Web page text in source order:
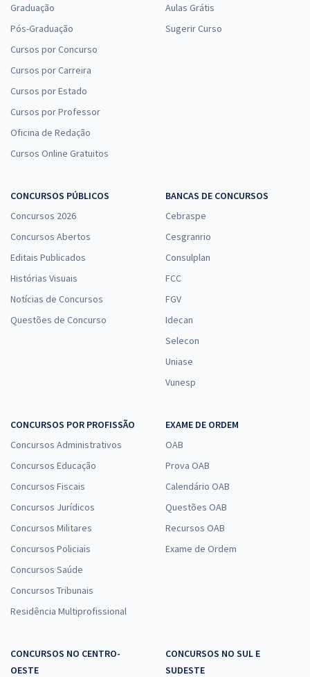
Graduação
Pós-Graduação
Cursos por Concurso
Cursos por Carreira
Cursos por Estado
Cursos por Professor
Oficina de Redação
Cursos Online Gratuitos
Aulas Grátis
Sugerir Curso
CONCURSOS PÚBLICOS
Concursos 2026
Concursos Abertos
Editais Publicados
Histórias Visuais
Notícias de Concursos
Questões de Concurso
BANCAS DE CONCURSOS
Cebraspe
Cesgranrio
Consulplan
FCC
FGV
Idecan
Selecon
Uniase
Vunesp
CONCURSOS POR PROFISSÃO
Concursos Administrativos
Concursos Educação
Concursos Fiscais
Concursos Jurídicos
Concursos Militares
Concursos Policiais
Concursos Saúde
Concursos Tribunais
Residência Multiprofissional
EXAME DE ORDEM
OAB
Prova OAB
Calendário OAB
Questões OAB
Recursos OAB
Exame de Ordem
CONCURSOS NO CENTRO-
OESTE
CONCURSOS NO SUL E
SUDESTE